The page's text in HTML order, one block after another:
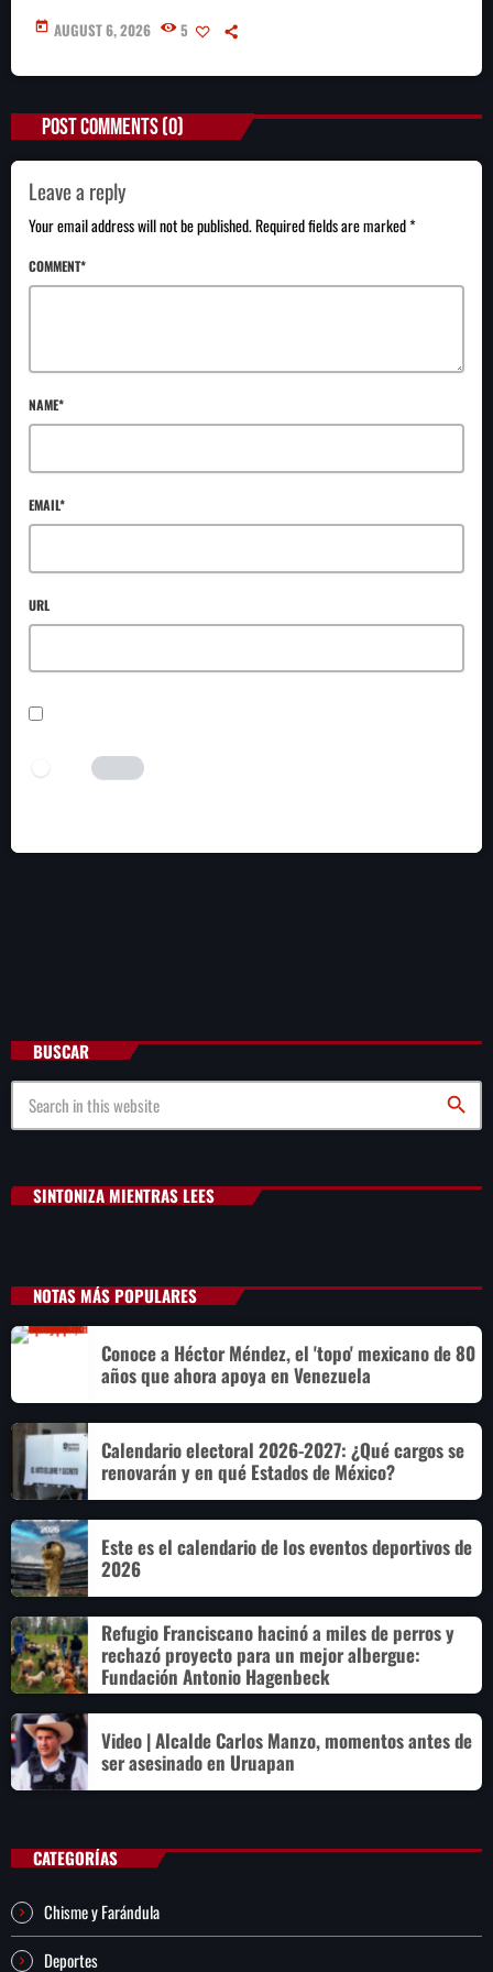
today AUGUST 6, 2026 5
POST COMMENTS (0)
Leave a reply
Your email address will not be published. Required fields are marked *
COMMENT*
NAME*
EMAIL*
URL
I AM HUMAN
BUSCAR
search
SINTONIZA MIENTRAS LEES
NOTAS MÁS POPULARES
Conoce a Héctor Méndez, el 'topo' mexicano de 80
años que ahora apoya en Venezuela
Calendario electoral 2026-2027: ¿Qué cargos se
renovarán y en qué Estados de México?
Este es el calendario de los eventos deportivos de
2026
Refugio Franciscano hacinó a miles de perros y
rechazó proyecto para un mejor albergue:
Fundación Antonio Hagenbeck
Video | Alcalde Carlos Manzo, momentos antes de
ser asesinado en Uruapan
CATEGORÍAS
Chisme y Farándula
Deportes